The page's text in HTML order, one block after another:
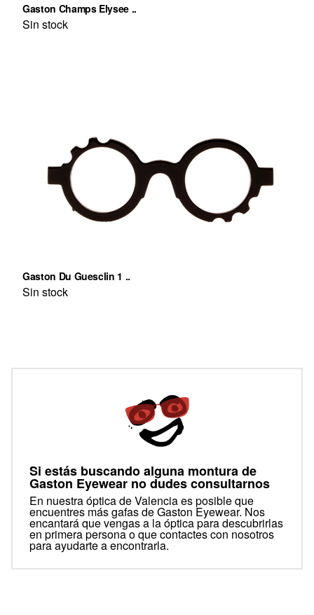
Gaston Champs Elysee ..
Sin stock
Gaston Du Guesclin 1 ..
Sin stock
Si estás buscando alguna montura de
Gaston Eyewear no dudes consultarnos
En nuestra óptica de Valencia es posible que
encuentres más gafas de Gaston Eyewear. Nos
encantará que vengas a la óptica para descubrirlas
en primera persona o que contactes con nosotros
para ayudarte a encontrarla.